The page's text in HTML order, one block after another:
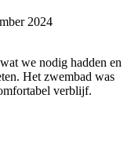
2024
we nodig hadden en
Het zwembad was
verblijf.